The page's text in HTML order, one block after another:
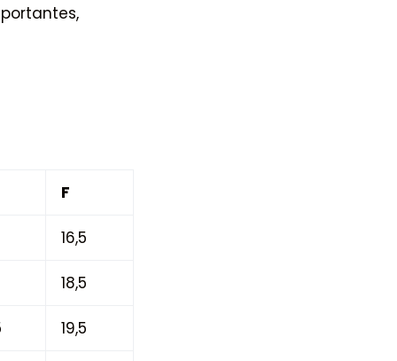
F
16,5
18,5
19,5